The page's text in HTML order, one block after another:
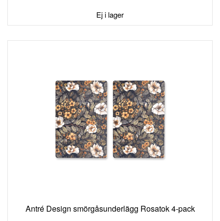
Ej i lager
I
ÖNSKELISTA
Antré Design smörgåsunderlägg Rosatok 4-pack